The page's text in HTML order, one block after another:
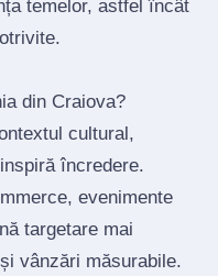
temelor, astfel încât
din Craiova?
cultural,
încredere.
evenimente
targetare mai
vânzări măsurabile.